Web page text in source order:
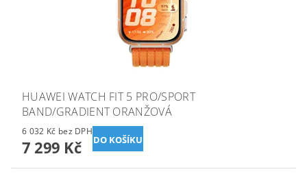
HUAWEI WATCH FIT 5 PRO/SPORT
BAND/GRADIENT ORANŽOVÁ
6 032 Kč bez DPH
7 299 Kč